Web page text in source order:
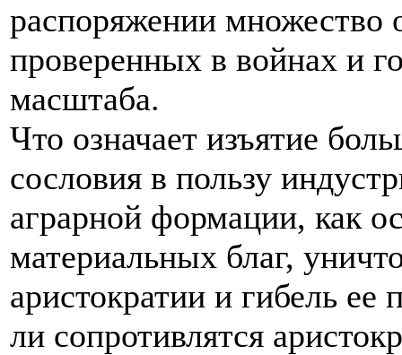
распоряжении
проверенных в войнах и
масштаба.
Что означает изъятие
сословия в пользу
аграрной формации, как
материальных благ,
аристократии и гибель ее
ли сопротивлятся